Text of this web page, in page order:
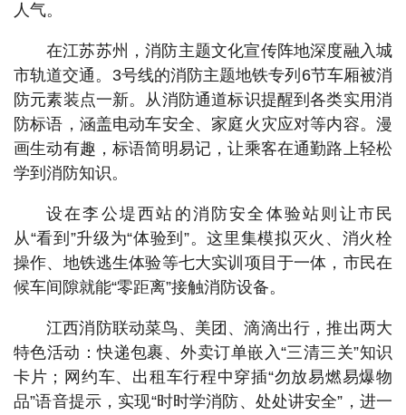
人气。
在江苏苏州，消防主题文化宣传阵地深度融入城
市轨道交通。3号线的消防主题地铁专列6节车厢被消
防元素装点一新。从消防通道标识提醒到各类实用消
防标语，涵盖电动车安全、家庭火灾应对等内容。漫
画生动有趣，标语简明易记，让乘客在通勤路上轻松
学到消防知识。
设在李公堤西站的消防安全体验站则让市民
从“看到”升级为“体验到”。这里集模拟灭火、消火栓
操作、地铁逃生体验等七大实训项目于一体，市民在
候车间隙就能“零距离”接触消防设备。
江西消防联动菜鸟、美团、滴滴出行，推出两大
特色活动：快递包裹、外卖订单嵌入“三清三关”知识
卡片；网约车、出租车行程中穿插“勿放易燃易爆物
品”语音提示，实现“时时学消防、处处讲安全”，进一